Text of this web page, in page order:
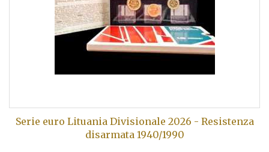
Serie euro Lituania Divisionale 2026 - Resistenza
disarmata 1940/1990